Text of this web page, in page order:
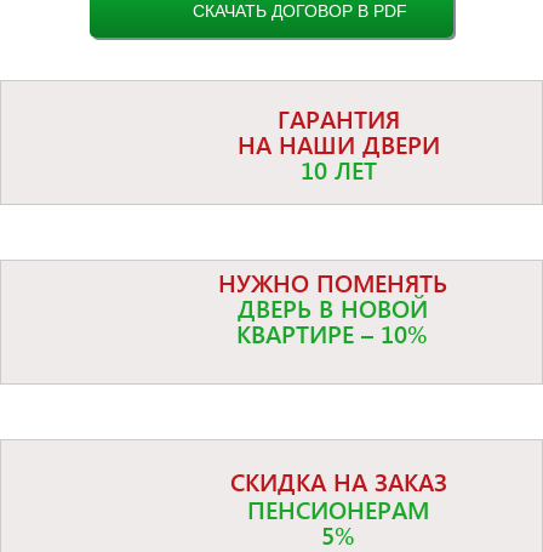
СКАЧАТЬ ДОГОВОР В PDF
ГАРАНТИЯ
НА НАШИ ДВЕРИ
10 ЛЕТ
НУЖНО ПОМЕНЯТЬ
ДВЕРЬ В НОВОЙ
КВАРТИРЕ – 10%
СКИДКА НА ЗАКАЗ
ПЕНСИОНЕРАМ
5%